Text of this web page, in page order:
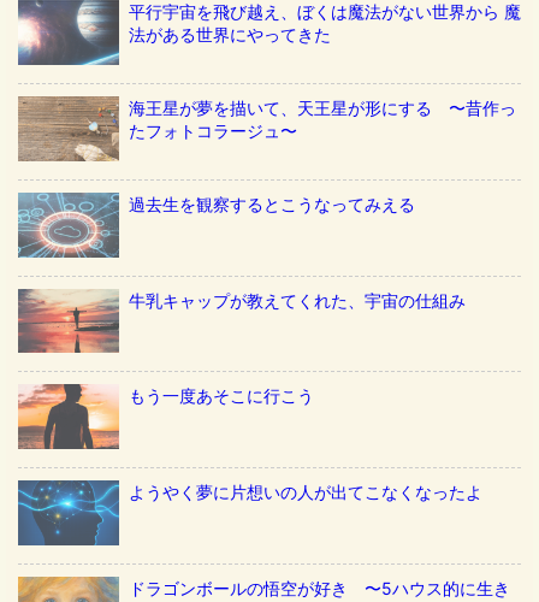
平行宇宙を飛び越え、ぼくは魔法がない世界から 魔
法がある世界にやってきた
海王星が夢を描いて、天王星が形にする 〜昔作っ
たフォトコラージュ〜
過去生を観察するとこうなってみえる
牛乳キャップが教えてくれた、宇宙の仕組み
もう一度あそこに行こう
ようやく夢に片想いの人が出てこなくなったよ
ドラゴンボールの悟空が好き 〜5ハウス的に生き